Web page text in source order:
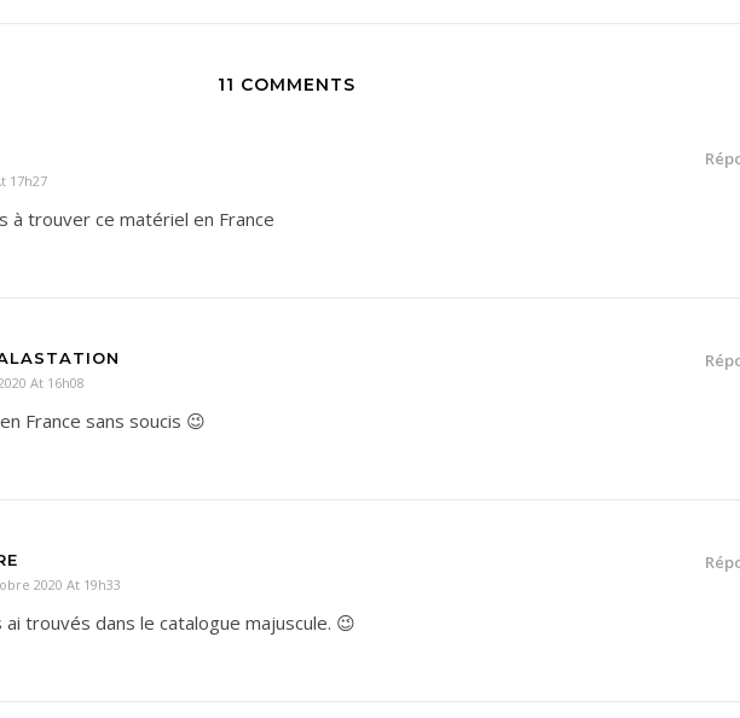
11 COMMENTS
17h27
à trouver ce matériel en France
At 16h08
France sans soucis 😉
2020 At 19h33
ai trouvés dans le catalogue majuscule. 😉